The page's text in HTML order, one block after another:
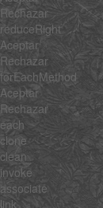
Rechazar
reduceRight
Aceptar
Rechazar
forEachMethod
Aceptar
Rechazar
each
clone
clean
invoke
associate
link